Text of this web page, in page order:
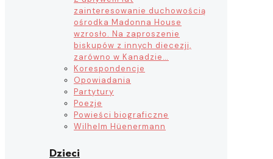
zainteresowanie duchowością
ośrodka Madonna House
wzrosło. Na zaproszenie
biskupów z innych diecezji,
zarówno w Kanadzie…
Korespondencje
Opowiadania
Partytury
Poezje
Powieści biograficzne
Wilhelm Hüenermann
Dzieci